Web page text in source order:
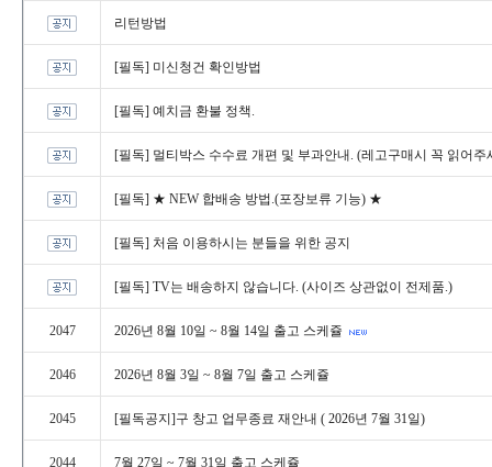
리턴방법
[필독]미신청건확인방법
[필독]예치금환불정책.
[필독]멀티박스수수료개편및부과안내.(레고구매시꼭읽어주
[필독]★NEW합배송방법.(포장보류기능)★
[필독]처음이용하시는분들을위한공지
[필독]TV는배송하지않습니다.(사이즈상관없이전제품.)
2047 2026년8월10일~8월14일출고스케쥴
2046 2026년8월3일~8월7일출고스케쥴
2045 [필독공지]구창고업무종료재안내(2026년7월31일)
2044 7월27일~7월31일출고스케쥴